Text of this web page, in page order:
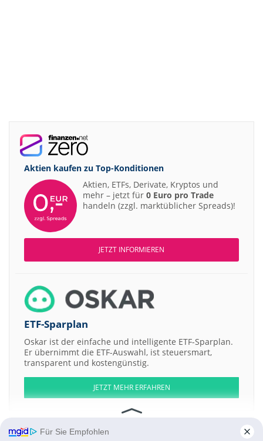
Aktien kaufen zu Top-Konditionen
Aktien, ETFs, Derivate, Kryptos und
mehr – jetzt für 0 Euro pro Trade
handeln (zzgl. marktüblicher Spreads)!
JETZT INFORMIEREN
ETF-Sparplan
Oskar ist der einfache und intelligente ETF-Sparplan.
Er übernimmt die ETF-Auswahl, ist steuersmart,
transparent und kostengünstig.
JETZT MEHR ERFAHREN
Für Sie Empfohlen